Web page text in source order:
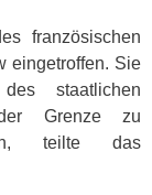
französischen
eingetroffen. Sie
staatlichen
Grenze zu
teilte das